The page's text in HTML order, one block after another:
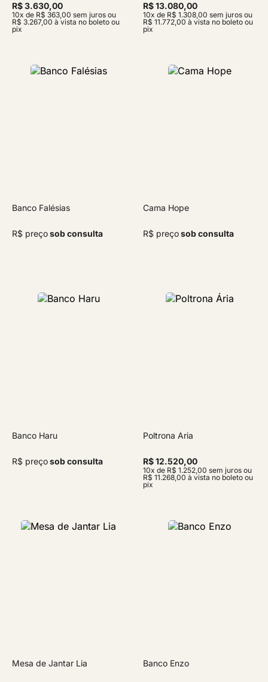
R$ 3.630,00
10x de R$ 363,00 sem juros ou
R$ 3.267,00 à vista no boleto ou
pix
R$ 13.080,00
10x de R$ 1.308,00 sem juros ou
R$ 11.772,00 à vista no boleto ou
pix
Banco Falésias
R$ preçosob consulta
Cama Hope
R$ preçosob consulta
Banco Haru
R$ preçosob consulta
Poltrona Ária
R$ 12.520,00
10x de R$ 1.252,00 sem juros ou
R$ 11.268,00 à vista no boleto ou
pix
Mesa de Jantar Lia Banco Enzo